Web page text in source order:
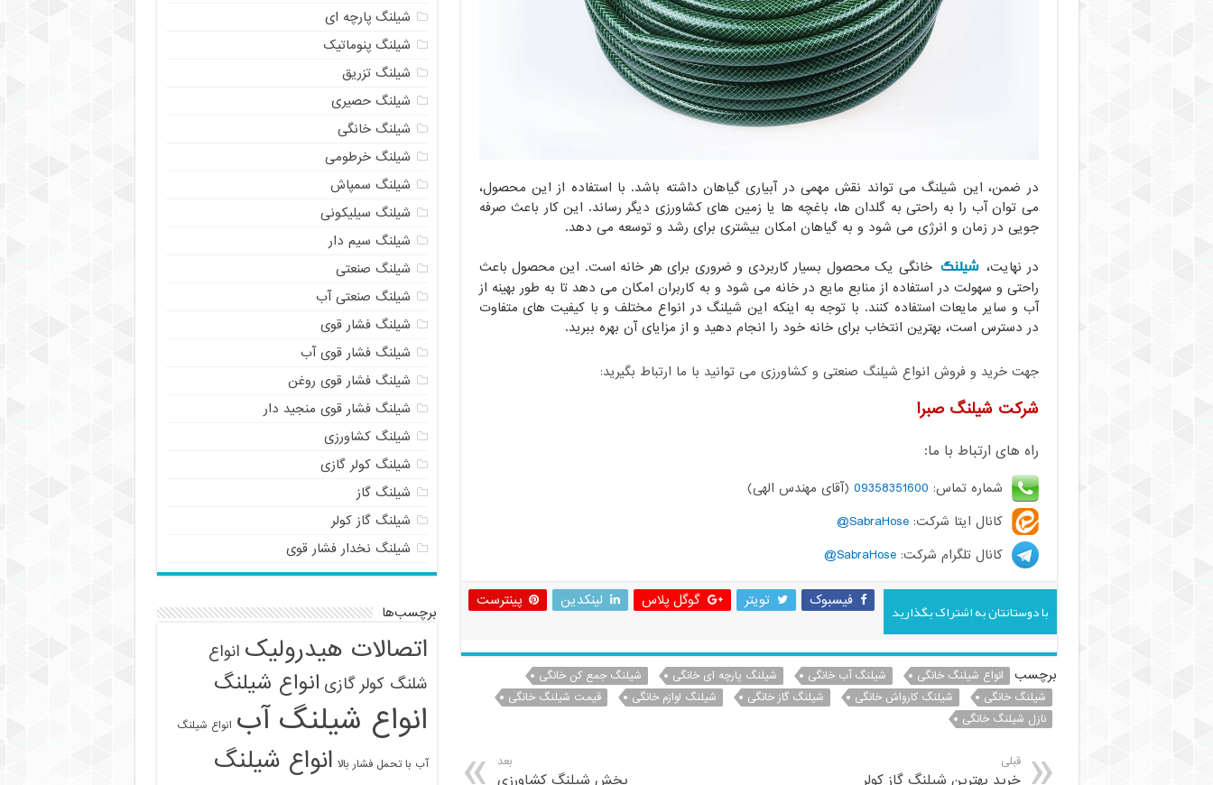
در ضمن، این شیلنگ می تواند نقش مهمی در آبیاری گیاهان داشته باشد. با استفاده از این محصول،
می توان آب را به راحتی به گلدان ها، باغچه ها یا زمین های کشاورزی دیگر رساند. این کار باعث صرفه
جویی در زمان و انرژی می شود و به گیاهان امکان بیشتری برای رشد و توسعه می دهد.
در نهایت، شیلنگ خانگی یک محصول بسیار کاربردی و ضروری برای هر خانه است. این محصول باعث
راحتی و سهولت در استفاده از منابع مایع در خانه می شود و به کاربران امکان می دهد تا به طور بهینه از
آب و سایر مایعات استفاده کنند. با توجه به اینکه این شیلنگ در انواع مختلف و با کیفیت های متفاوت
در دسترس است، بهترین انتخاب برای خانه خود را انجام دهید و از مزایای آن بهره ببرید.
جهت خرید و فروش انواع شیلنگ صنعتی و کشاورزی می توانید با ما ارتباط بگیرید:
شرکت شیلنگ صبرا
راه های ارتباط با ما:
شماره تماس: 09358351600 (آقای مهندس الهی)
کانال ایتا شرکت:SabraHose@
کانال تلگرام شرکت:SabraHose@
با دوستانتان به اشتراک بگذارید فیسبوک تویتر گوگل پلاس لینکدین پینترست
برچسب انواع شیلنگ خانگی شیلنگ آب خانگی شیلنگ پارچه ای خانگی
شیلنگ جمع کن خانگی
شیلنگ خانگی
شیلنگ کارواش خانگی شیلنگ گاز خانگی شیلنگ لوازم خانگی
قیمت شیلنگ خانگی
نازل شیلنگ خانگی
قبلی
خرید بهترین شیلنگ گاز کولر
بعد
پخش شیلنگ کشاورزی
شیلنگ پارچه ای
شیلنگ پنوماتیک
شیلنگ تزریق
شیلنگ حصیری
شیلنگ خانگی
شیلنگ خرطومی
شیلنگ سمپاش
شیلنگ سیلیکونی
شیلنگ سیم دار
شیلنگ صنعتی
شیلنگ صنعتی آب
شیلنگ فشار قوی
شیلنگ فشار قوی آب
شیلنگ فشار قوی روغن
شیلنگ فشار قوی منجید دار
شیلنگ کشاورزی
شیلنگ کولر گازی
شیلنگ گاز
شیلنگ گاز کولر
شیلنگ نخدار فشار قوی
برچسب‌ها
اتصالات هیدرولیک انواع
شلنگ کولر گازی انواع شیلنگ
انواع شیلنگ آب انواع شیلنگ
آب با تحمل فشار بالا انواع شیلنگ